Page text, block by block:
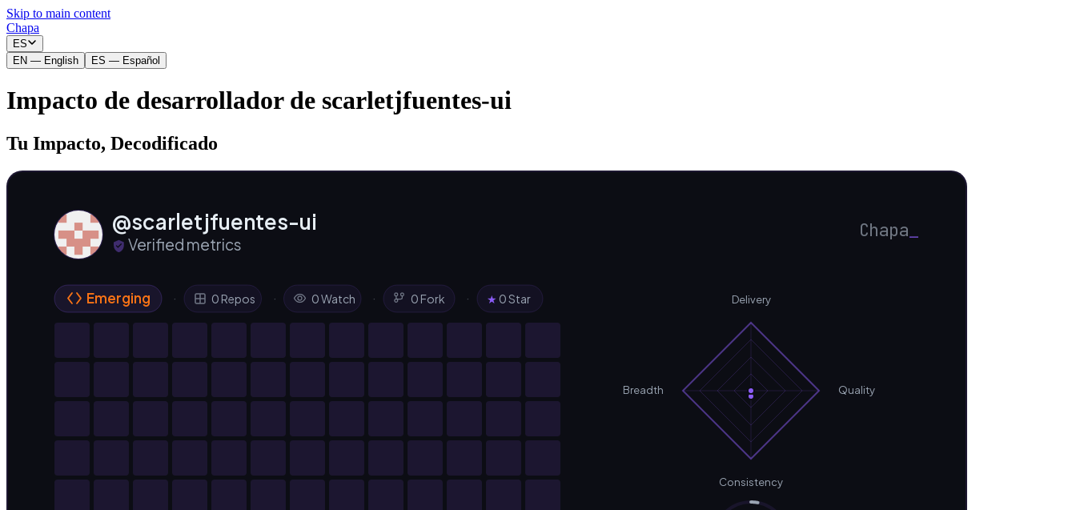
Skip to main content
Chapa
ES
EN — English ES — Español
Impacto de desarrollador de scarletjfuentes-ui
Tu Impacto, Decodificado
@scarletjfuentes-ui
Verified metrics
Chapa
Emerging · 0 Repos · 0 Watch · 0 Fork · ★ 0 Star Delivery
Quality
Consistency
Breadth